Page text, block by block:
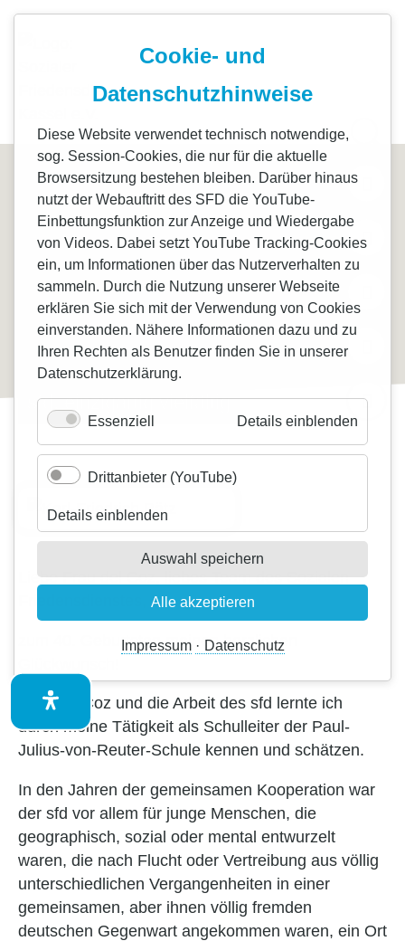
Cookie- und
Datenschutzhinweise
Diese Website verwendet technisch notwendige,
sog. Session-Cookies, die nur für die aktuelle
Browsersitzung bestehen bleiben. Darüber hinaus
nutzt der Webauftritt des SFD die YouTube-
Einbettungsfunktion zur Anzeige und Wiedergabe
von Videos. Dabei setzt YouTube Tracking-Cookies
ein, um Informationen über das Nutzerverhalten zu
sammeln. Durch die Nutzung unserer Webseite
erklären Sie sich mit der Verwendung von Cookies
einverstanden. Nähere Informationen dazu und zu
Ihren Rechten als Benutzer finden Sie in unserer
Datenschutzerklärung.
Essenziell Details einblenden
Drittanbieter (YouTube)
Details einblenden
Drittanbieter
(YouTube)
Auswahl speichern
Alle akzeptieren
Impressum Datenschutz
sfd. einzigartig vielfältig
Liebe Frau del Coz, liebes Team des Sozialen
zum 40. Geburtstag meinen herzlichen
Frau del Coz und die Arbeit des sfd lernte ich
durch meine Tätigkeit als Schulleiter der Paul-
Julius-von-Reuter-Schule kennen und schätzen.
In den Jahren der gemeinsamen Kooperation war
der sfd vor allem für junge Menschen, die
geographisch, sozial oder mental entwurzelt
waren, die nach Flucht oder Vertreibung aus völlig
unterschiedlichen Vergangenheiten in einer
gemeinsamen, aber ihnen völlig fremden
deutschen Gegenwart angekommen waren, ein Ort
Standorte
Projekte
Spenden
Über uns
Kontakt
Leitbild
Das Team
40 Jahre